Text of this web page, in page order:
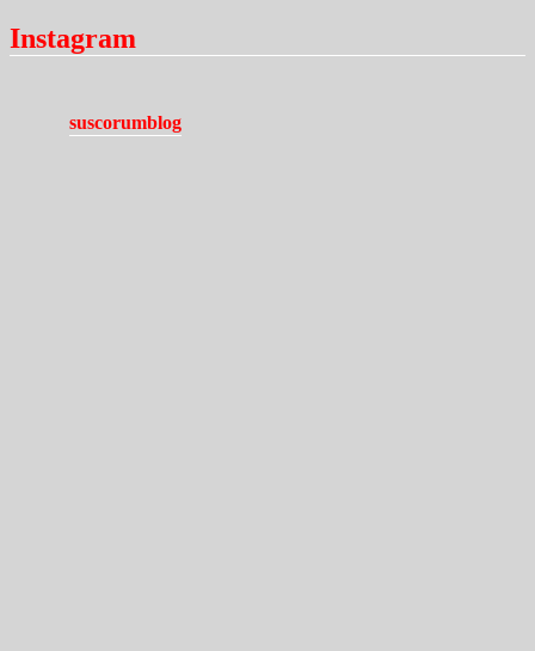
Instagram
suscorumblog